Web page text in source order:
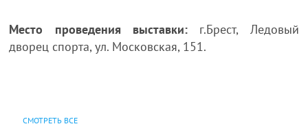
Место проведения выставки: г.Брест, Ледовый
дворец спорта, ул. Московская, 151.
СМОТРЕТЬ ВСЕ